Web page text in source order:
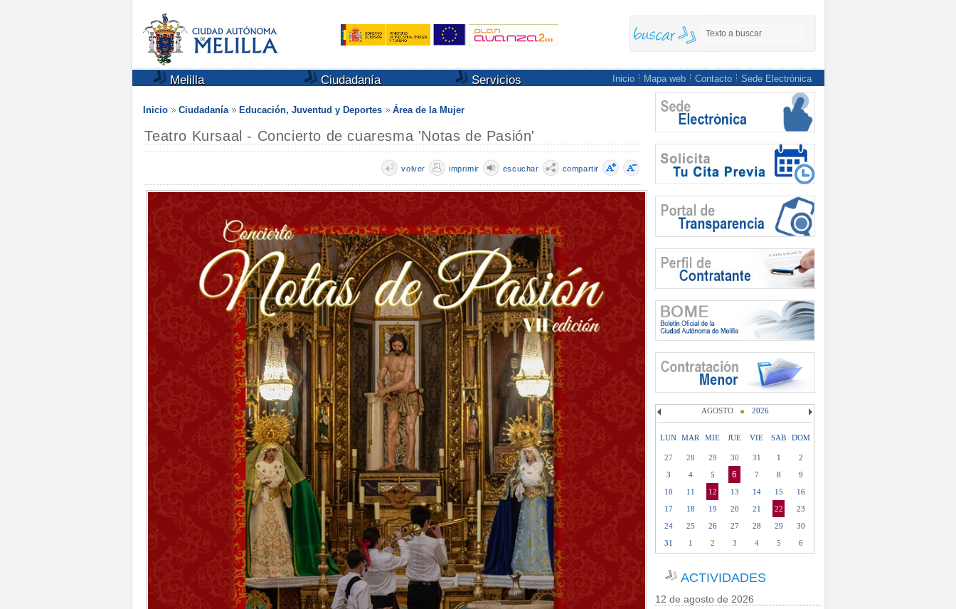
Melilla Ciudadanía Servicios Inicio Mapa web Contacto Sede Electrónica
Inicio Ciudadanía Educación, Juventud y Deportes Área de la Mujer
Teatro Kursaal - Concierto de cuaresma 'Notas de Pasión'
compartir
escuchar
imprimir
volver
AGOSTO 2026
LUN MAR MIE JUE VIE SAB DOM
27 28 29 30 31 1
2
3
4 5 6 7 8
9
10
11 12 13 14 15
16
17
18 19 20 21 22
23
24
25 26 27 28 29
30
31
1 2 3 4 5 6
ACTIVIDADES
12 de agosto de 2026